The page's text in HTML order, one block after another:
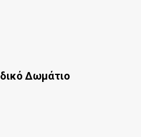
Δωμάτιο